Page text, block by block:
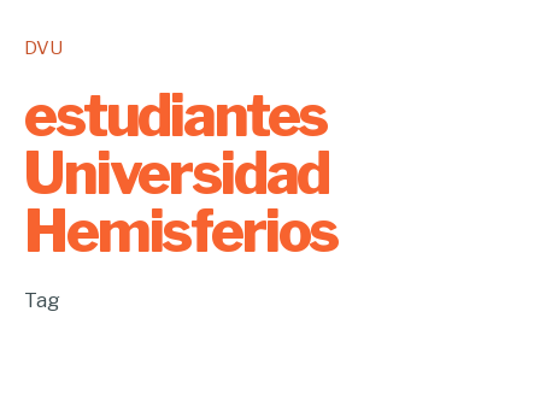
DVU
estudiantes
Universidad
Hemisferios
Tag